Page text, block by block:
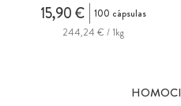
15,90 €
100 cápsulas
244,24 € / 1kg